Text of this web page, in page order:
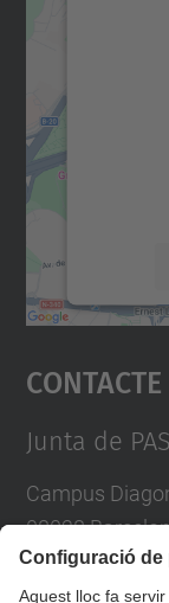
Contacte
Junta de
Campus
08028